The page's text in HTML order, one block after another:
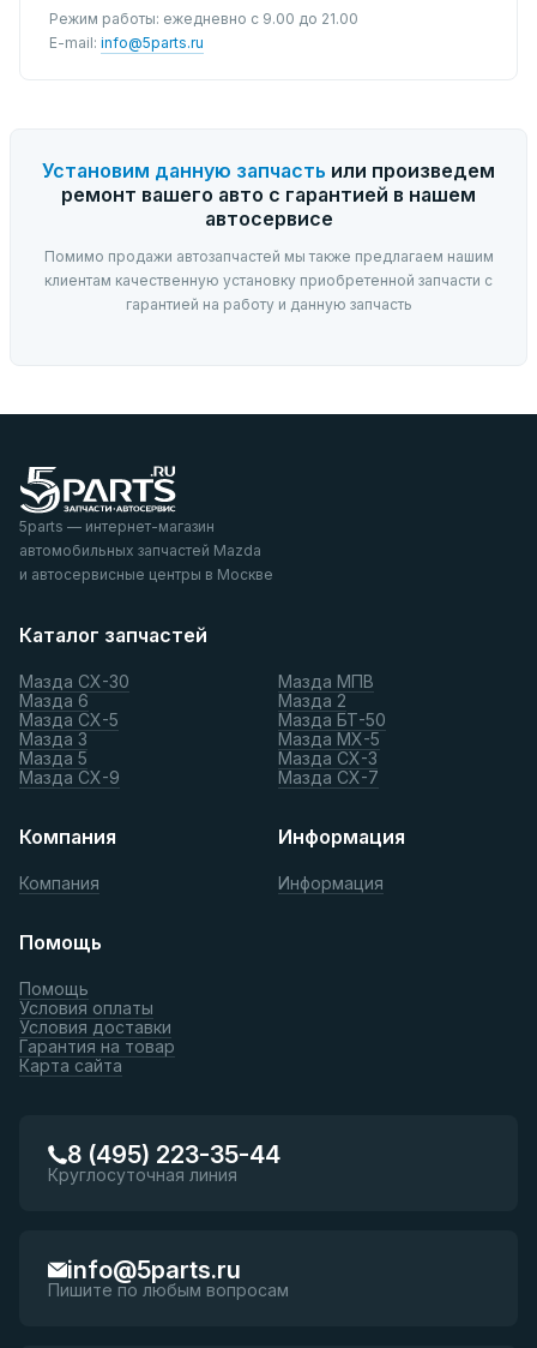
Режим работы: ежедневно с 9.00 до 21.00
E-mail: info@5parts.ru
Установим данную запчасть или произведем
ремонт вашего авто с гарантией в нашем
автосервисе
Помимо продажи автозапчастей мы также предлагаем нашим
клиентам качественную установку приобретенной запчасти с
гарантией на работу и данную запчасть
5parts — интернет-магазин
автомобильных запчастей Mazda
и автосервисные центры в Москве
Каталог запчастей
Мазда СХ-30
Мазда 6
Мазда СХ-5
Мазда 3
Мазда 5
Мазда СХ-9
Мазда МПВ
Мазда 2
Мазда БТ-50
Мазда МХ-5
Мазда СХ-3
Мазда СХ-7
Компания
Компания
Информация
Информация
Помощь
Помощь
Условия оплаты
Условия доставки
Гарантия на товар
Карта сайта
8 (495) 223-35-44
Круглосуточная линия
info@5parts.ru
Пишите по любым вопросам